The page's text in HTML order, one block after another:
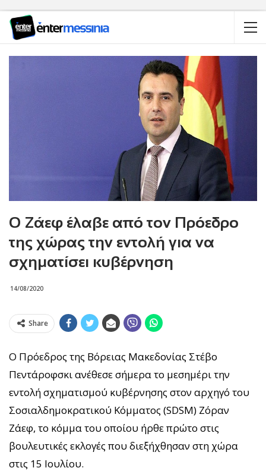
Ο Ζάεφ έλαβε από τον Πρόεδρο
της χώρας την εντολή για να
σχηματίσει κυβέρνηση
14/08/2020
Share
Ο Πρόεδρος της Βόρειας Μακεδονίας Στέβο
Πεντάροφσκι ανέθεσε σήμερα το μεσημέρι την
εντολή σχηματισμού κυβέρνησης στον αρχηγό του
Σοσιαλδημοκρατικού Κόμματος (SDSM) Ζόραν
Ζάεφ, το κόμμα του οποίου ήρθε πρώτο στις
βουλευτικές εκλογές που διεξήχθησαν στη χώρα
στις 15 Ιουλίου.